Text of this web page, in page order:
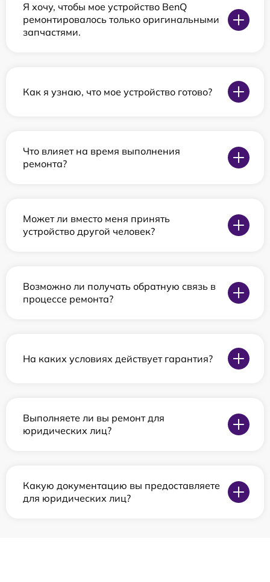
Я хочу, чтобы мое устройство BenQ
ремонтировалось только оригинальными
запчастями.
Как я узнаю, что мое устройство готово?
Что влияет на время выполнения
ремонта?
Может ли вместо меня принять
устройство другой человек?
Возможно ли получать обратную связь в
процессе ремонта?
На каких условиях действует гарантия?
Выполняете ли вы ремонт для
юридических лиц?
Какую документацию вы предоставляете
для юридических лиц?